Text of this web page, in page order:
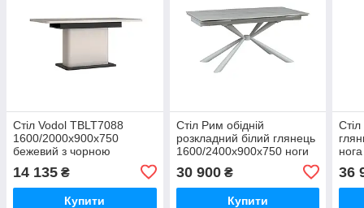
Стіл Vodol TBLT7088
1600/2000x900x750
бежевий з чорною
14 135 ₴
Купити
Стіл Рим обідній
розкладний білий глянець
1600/2400x900x750 ноги
30 900₴
Купити
36